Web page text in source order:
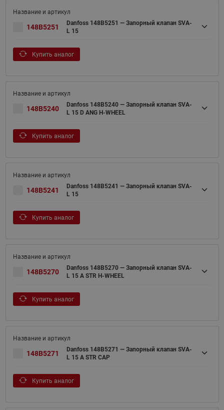
148B5251
Danfoss 148B5251 — Запорный клапан SVA-
L 15
Купить аналог
148B5240
Danfoss 148B5240 — Запорный клапан SVA-
L 15 D ANG H-WHEEL
Купить аналог
148B5241
Danfoss 148B5241 — Запорный клапан SVA-
L 15
Купить аналог
148B5270
Danfoss 148B5270 — Запорный клапан SVA-
L 15 A STR H-WHEEL
Купить аналог
148B5271
Danfoss 148B5271 — Запорный клапан SVA-
L 15 A STR CAP
Купить аналог